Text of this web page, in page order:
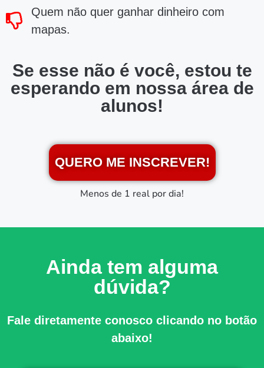
Quem não quer ganhar dinheiro com
mapas.
Se esse não é você, estou te
esperando em nossa área de
alunos!
QUERO ME INSCREVER!
Menos de 1 real por dia!
Ainda tem alguma
dúvida?
Fale diretamente conosco clicando no botão
abaixo!